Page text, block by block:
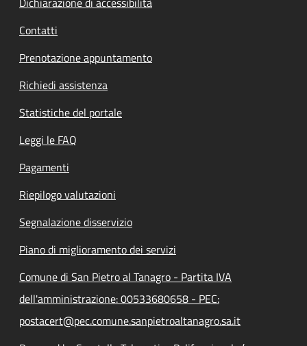
Contatti
Prenotazione appuntamento
Richiedi assistenza
Statistiche del portale
Leggi le FAQ
Pagamenti
Riepilogo valutazioni
Segnalazione disservizio
Piano di miglioramento dei servizi
Comune di San Pietro al Tanagro - Partita IVA
dell'amministrazione: 00533680658 - PEC:
postacert@pec.comune.sanpietroaltanagro.sa.it